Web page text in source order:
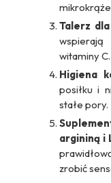
Talerz
witaminy C.
Higiena
posiłku i
stałe pory.
argininą i
zrobić